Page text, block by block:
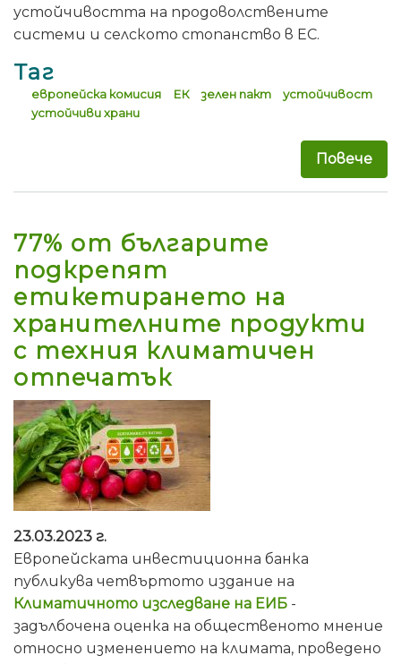
устойчивостта на продоволствените
системи и селското стопанство в ЕС.
Таг
европейска комисия ЕК зелен пакт
устойчивост
устойчиви храни
Повече
77% от българите
подкрепят
етикетирането на
хранителните продукти
с техния климатичен
отпечатък
23.03.2023 г.
Европейската инвестиционна банка
публикува четвъртото издание на
Климатичното изследване на ЕИБ -
задълбочена оценка на общественото мнение
относно изменението на климата, проведено